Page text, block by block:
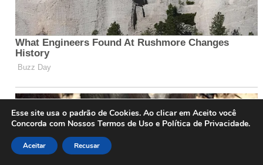
Esse site usa o padrão de Cookies. Ao clicar em Aceito você
Concorda com Nossos Termos de Uso e Política de Privacidade.
Aceitar Recusar